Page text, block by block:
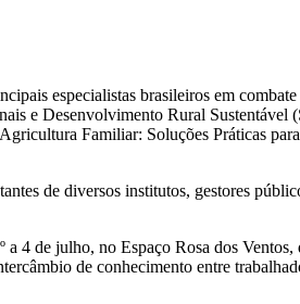
especialistas brasileiros em combate
e Desenvolvimento Rural
Familiar: Soluções Práticas
de diversos institutos, gestores
4 de julho, no Espaço Rosa dos
de conhecimento entre